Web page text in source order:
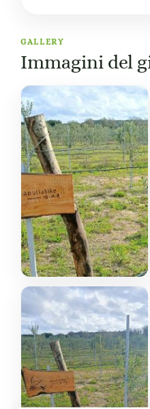
GALLERY
Immagini del